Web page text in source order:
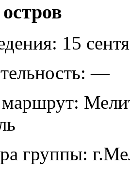
15
—
группы: